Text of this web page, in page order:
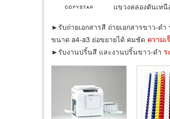
แขวงคลองตันเห
►รับถ่ายเอกสารสี ถ่ายเอกสารขาว-ด
ขนาด a4-a3 ย่อขยายได้ คมชัด ความเ
►รับงานปริ้นสี และงานปริ้นขาว-ดำ​ ร